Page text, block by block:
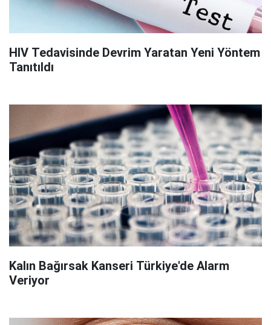
HIV Tedavisinde Devrim Yaratan Yeni Yöntem
Tanıtıldı
Kalın Bağırsak Kanseri Türkiye'de Alarm
Veriyor